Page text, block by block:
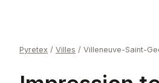
Pyretex / Villes / Villeneuve-Saint-